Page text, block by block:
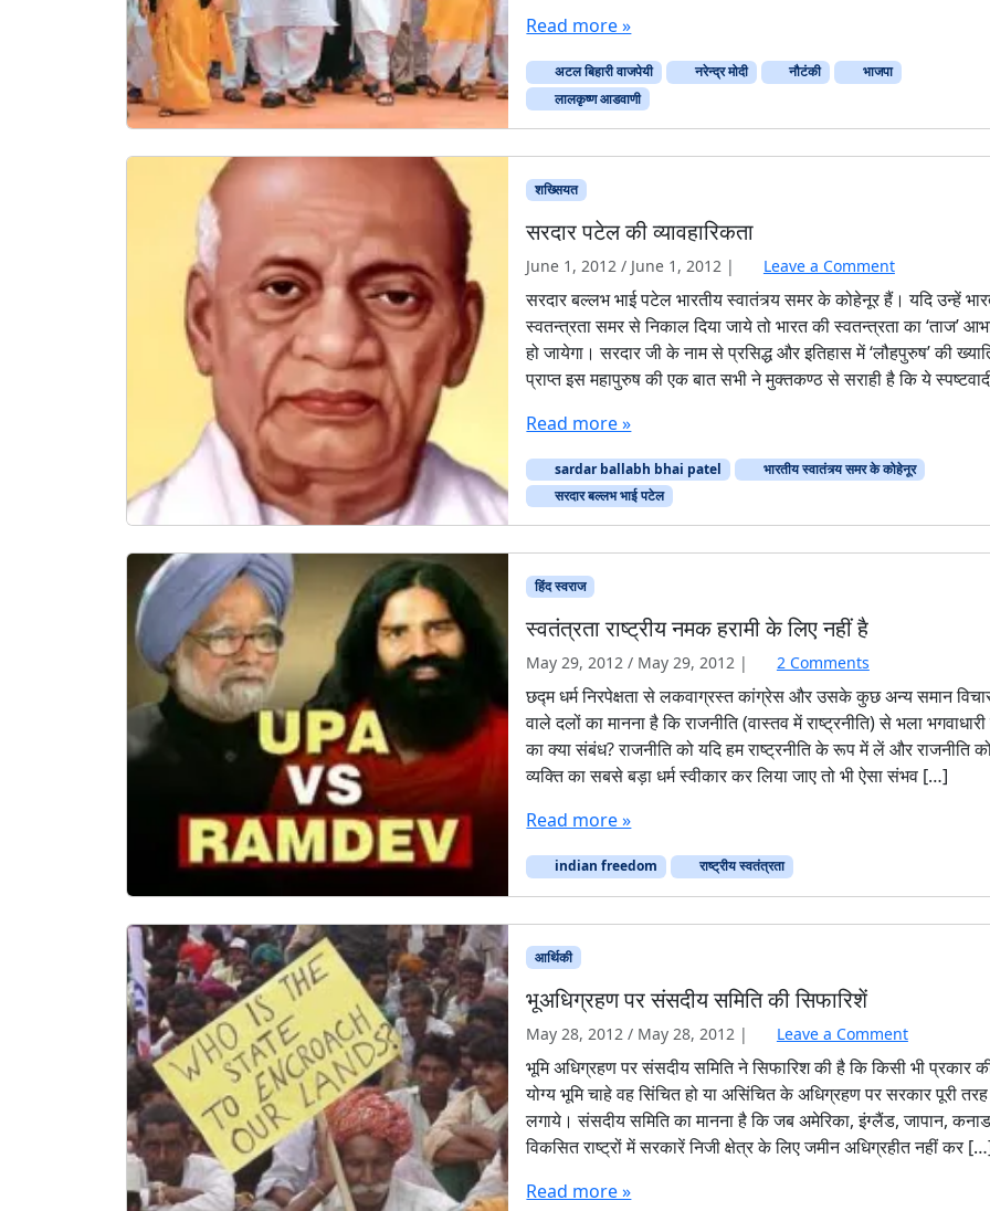
अ
ए
Read more »
अटल बिहारी वाजपेयी नरेन्द्र मोदी नौटंकी
भाजपा
लालकृष्ण आडवाणी
शख्सियत
सरदार पटेल की व्यावहारिकता
June 1, 2012 / June 1, 2012 | Leave a Comment
सरदार बल्लभ भाई पटेल भारतीय स्वातंत्र्य समर के कोहेनूर हैं। यदि उन्हें
स्वतन्त्रता समर से निकाल दिया जाये तो भारत की स्वतन्त्रता का ‘ताज’
हो जायेगा। सरदार जी के नाम से प्रसिद्ध और इतिहास में ‘लौहपुरुष’ की
प्राप्त इस महापुरुष की एक बात सभी ने मुक्तकण्ठ से सराही है कि ये
Read more »
sardar ballabh bhai patel
भारतीय स्वातंत्र्य समर के कोहेनूर
सरदार बल्लभ भाई पटेल
हिंद स्‍वराज
स्वतंत्रता राष्ट्रीय नमक हरामी के लिए नहीं है
May 29, 2012 / May 29, 2012 | 2 Commentso
स्व
तं
त्र
ता
म
लि
ए
न
हीं
है
छद्म धर्म निरपेक्षता से लकवाग्रस्त कांग्रेस और उसके कुछ अन्य समान
वाले दलों का मानना है कि राजनीति (वास्तव में राष्ट्रनीति) से भला
का क्या संबंध? राजनीति को यदि हम राष्ट्रनीति के रूप में लें और राजनीति
व्यक्ति का सबसे बड़ा धर्म स्वीकार कर लिया जाए तो भी ऐसा संभव […]
Read more »
indian freedom राष्ट्रीय स्वतंत्रता
आर्थिकी
भूअधिग्रहण पर संसदीय समिति की सिफारिशें
May 28, 2012 / May 28, 2012 | Leave a Comment
भूमि अधिग्रहण पर संसदीय समिति ने सिफारिश की है कि किसी भी प्रकार
योग्य भूमि चाहे वह सिंचित हो या असिंचित के अधिग्रहण पर सरकार पूरी
लगाये। संसदीय समिति का मानना है कि जब अमेरिका, इंग्लैंड, जापान,
विकसित राष्ट्रों में सरकारें निजी क्षेत्र के लिए जमीन अधिग्रहीत नहीं कर
Read more »